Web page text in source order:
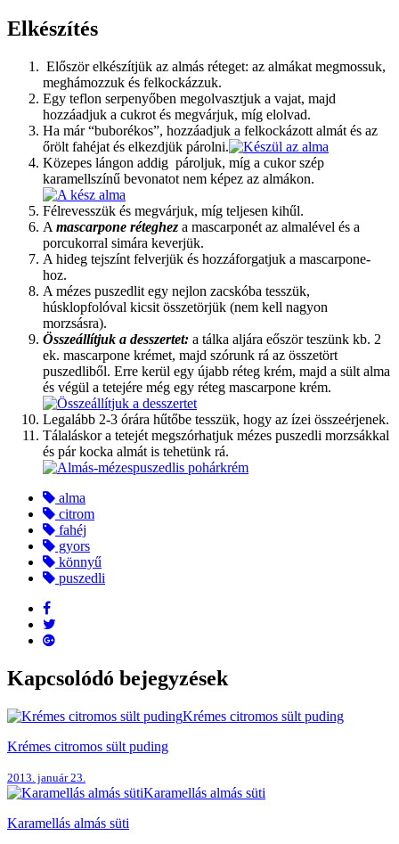
Elkészítés
Először elkészítjük az almás réteget: az almákat megmossuk,
meghámozzuk és felkockázzuk.
Egy teflon serpenyőben megolvasztjuk a vajat, majd
hozzáadjuk a cukrot és megvárjuk, míg elolvad.
Ha már “buborékos”, hozzáadjuk a felkockázott almát és az
őrölt fahéjat és elkezdjük párolni.
Közepes lángon addig pároljuk, míg a cukor szép
karamellszínű bevonatot nem képez az almákon.
Félrevesszük és megvárjuk, míg teljesen kihűl.
A mascarpone réteghez a mascarponét az almalével és a
porcukorral simára keverjük.
A hideg tejszínt felverjük és hozzáforgatjuk a mascarpone-
hoz.
A mézes puszedlit egy nejlon zacskóba tesszük,
húsklopfolóval kicsit összetörjük (nem kell nagyon
morzsásra).
Összeállítjuk a desszertet: a tálka aljára eőször teszünk kb. 2
ek. mascarpone krémet, majd szórunk rá az összetört
puszedliből. Erre kerül egy újabb réteg krém, majd a sült alma
és végül a tetejére még egy réteg mascarpone krém.
Legalább 2-3 órára hűtőbe tesszük, hogy az ízei összeérjenek.
Tálaláskor a tetejét megszórhatjuk mézes puszedli morzsákkal
és pár kocka almát is tehetünk rá.
alma
citrom
fahéj
gyors
könnyű
puszedli
Kapcsolódó bejegyzések
Krémes citromos sült puding
Krémes citromos sült puding
2013. január 23.
Karamellás almás süti
Karamellás almás süti